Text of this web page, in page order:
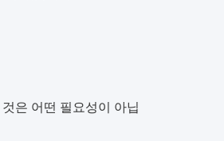
은 어떤 필요성이 아닙